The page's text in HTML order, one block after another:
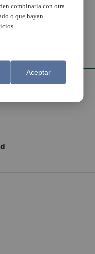
combinarla con otra
o que hayan
Aceptar